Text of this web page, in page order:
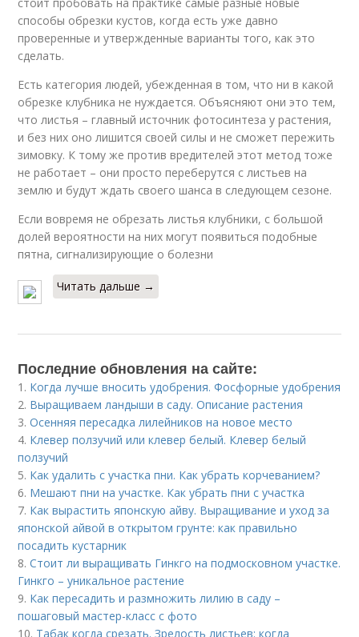
способы обрезки кустов, когда есть уже давно
проверенные и утвержденные варианты того, как это
сделать.
Есть категория людей, убежденная в том, что ни в какой
обрезке клубника не нуждается. Объясняют они это тем,
что листья – главный источник фотосинтеза у растения,
и без них оно лишится своей силы и не сможет пережить
зимовку. К тому же против вредителей этот метод тоже
не работает – они просто переберутся с листьев на
землю и будут ждать своего шанса в следующем сезоне.
Если вовремя не обрезать листья клубники, с большой
долей вероятности на них могут появиться подобные
пятна, сигнализирующие о болезни
Читать дальше →
Последние обновления на сайте:
1. Когда лучше вносить удобрения. Фосфорные удобрения
2. Выращиваем ландыши в саду. Описание растения
3.Осенняя пересадка лилейников на новое место
4. Клевер ползучий или клевер белый. Клевер белый
ползучий
5. Как удалить с участка пни. Как убрать корчеванием?
6. Мешают пни на участке. Как убрать пни с участка
7. Как вырастить японскую айву. Выращивание и уход за
японской айвой в открытом грунте: как правильно
посадить кустарник
8.Стоит ли выращивать Гинкго на подмосковном участке.
Гинкго – уникальное растение
9. Как пересадить и размножить лилию в саду –
пошаговый мастер-класс с фото
10. Табак когда срезать. Зрелость листьев: когда